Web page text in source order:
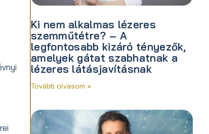
Ki nem alkalmas lézeres
szemműtétre? – A
legfontosabb kizáró tényezők,
amelyek gátat szabhatnak a
lézeres látásjavításnak
Tovább olvasom »